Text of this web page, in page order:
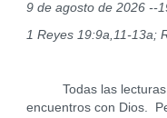
9 de agosto de 2026 --
1 Reyes 19:9a,11-13a;
Todas las lecturas
encuentros con Dios.